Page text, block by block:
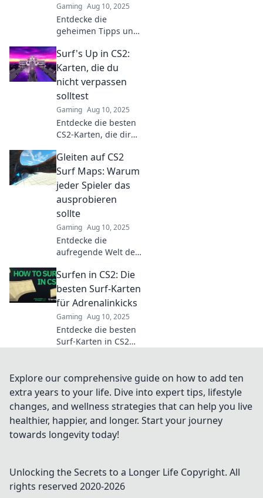
Gaming Aug 10, 2025
Entdecke die
geheimen Tipps und
Maps und meistere
die Wellen wie ein
Profi! Sei bereit für
die ultimative
Herausforderung!
Surf's Up in CS2:
Karten, die du
nicht verpassen
solltest
Gaming Aug 10, 2025
Entdecke die besten
CS2-Karten, die dir
Surferkick geben!
Verpasse nicht diese
Top-Highlights für
dein nächstes Match!
Gleiten auf CS2
Surf Maps: Warum
jeder Spieler das
ausprobieren
sollte
Gaming Aug 10, 2025
Entdecke die
aufregende Welt des
Maps! Finde heraus,
warum jeder Spieler
dieses aufregende
Erlebnis haben
muss!
Surfen in CS2: Die
besten Surf-Karten
für Adrenalinkicks
Gaming Aug 10, 2025
Entdecke die besten
Surf-Karten in CS2
Surfen war noch nie
so spannend!
Explore our comprehensive guide on how to add ten
extra years to your life. Dive into expert tips, lifestyle
changes, and wellness strategies that can help you live
healthier, happier, and longer. Start your journey
towards longevity today!
Unlocking the Secrets to a Longer Life Copyright. All
rights reserved 2020-2026